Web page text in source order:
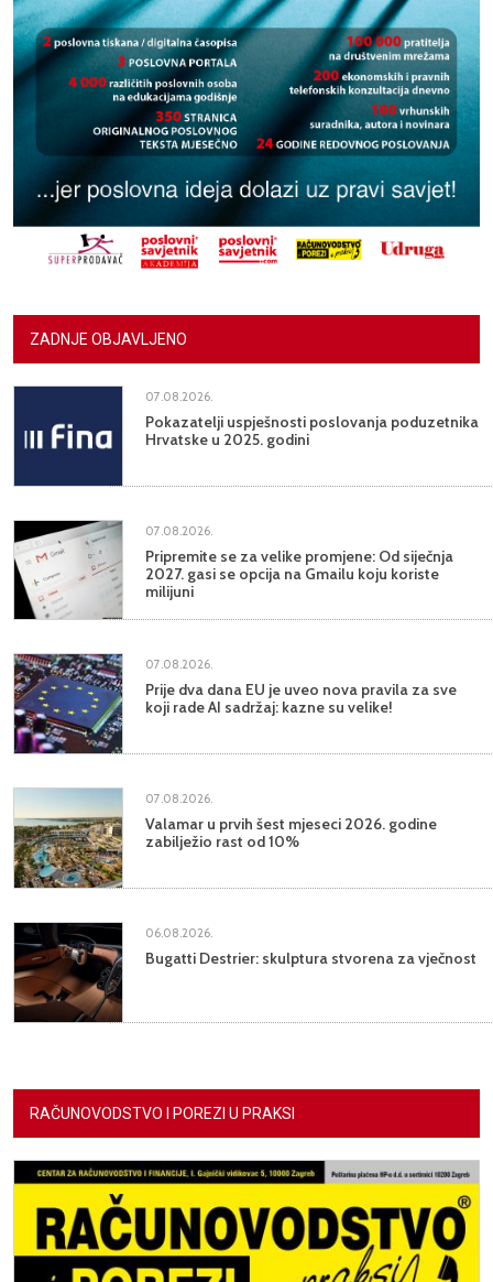
ZADNJE OBJAVLJENO
07.08.2026.
Pokazatelji uspješnosti poslovanja poduzetnika
Hrvatske u 2025. godini
07.08.2026.
Pripremite se za velike promjene: Od siječnja
2027. gasi se opcija na Gmailu koju koriste
milijuni
07.08.2026.
Prije dva dana EU je uveo nova pravila za sve
koji rade AI sadržaj: kazne su velike!
07.08.2026.
Valamar u prvih šest mjeseci 2026. godine
zabilježio rast od 10%
06.08.2026.
Bugatti Destrier: skulptura stvorena za vječnost
RAČUNOVODSTVO I POREZI U PRAKSI